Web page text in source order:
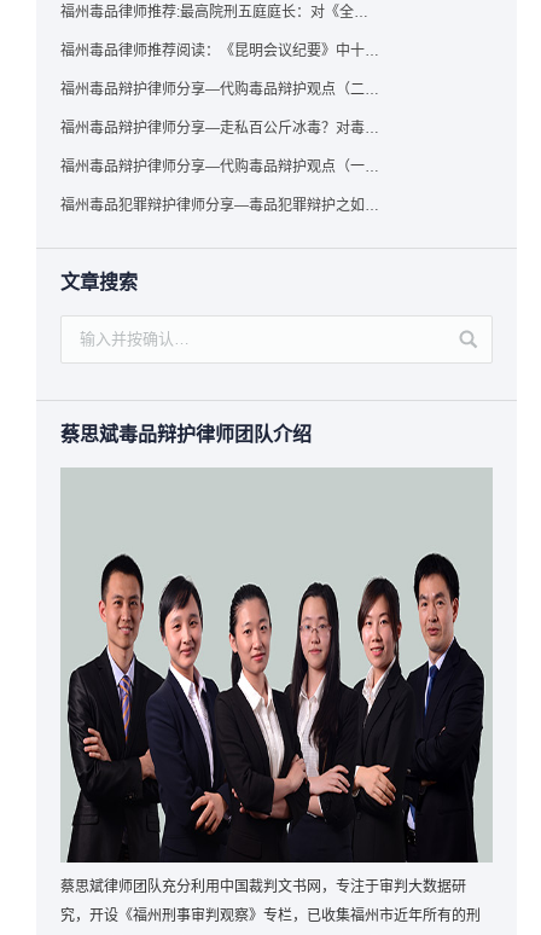
福州毒品律师推荐:最高院刑五庭庭长：对《全国法院毒品案件审判工作会议纪要》的理解与适用
福州毒品律师推荐阅读：《昆明会议纪要》中十个“意想不到”的规定
福州毒品辩护律师分享—代购毒品辩护观点（二）——“牟利”之辩
福州毒品辩护律师分享—走私百公斤冰毒？对毒品缺失型走私毒品罪案件，该如何有效辩护
福州毒品辩护律师分享—代购毒品辩护观点（一）——“真假”之辩
福州毒品犯罪辩护律师分享—毒品犯罪辩护之如何提炼言辞证据
文章搜索
蔡思斌毒品辩护律师团队介绍
蔡思斌律师团队充分利用中国裁判文书网，专注于审判大数据研
究，开设《福州刑事审判观察》专栏，已收集福州市近年所有的刑